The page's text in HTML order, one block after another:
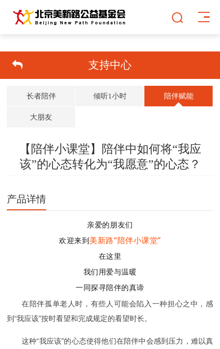
支持中心
长者陪伴 倾听1小时 陪伴赋能
大朋友
【陪伴小课堂】陪伴中如何将“我应
该”的心态转化为“我愿意”的心态？
双击可放大
产品详情
亲爱的朋友们
欢迎来到美新路“陪伴小课堂”
在这里
我们用爱与温暖
一同探寻陪伴的真谛
在陪伴孤单老人时 ，有些人可能会陷 入一种担心之中 ， 感
到“我应该”按时看望和完成规定的看望时长。
这种“我应该”的心态使得他们在陪伴中会感到压力 ， 难以真